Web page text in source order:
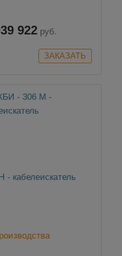
922 руб.
- кабелеискатель